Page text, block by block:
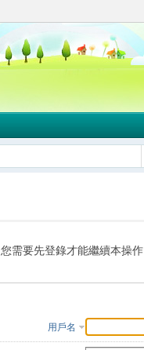
您需要先登錄才能繼續本操作
用戶名